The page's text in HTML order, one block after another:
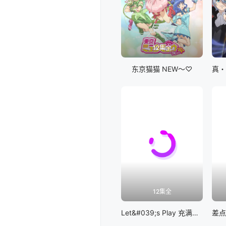
12集全
东京猫猫 NEW～♡
12集全
Let&#039;s Play 充满挑战的人生